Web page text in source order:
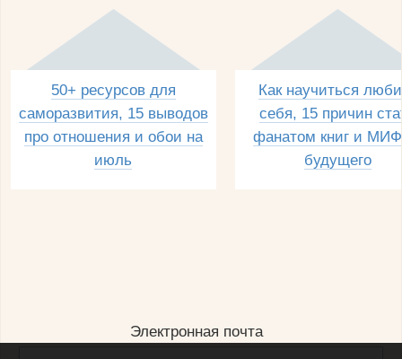
50+ ресурсов для
саморазвития, 15 выводов
про отношения и обои на
июль
Как научиться
себя, 15 причин
фанатом книг и
будущего
Электронная почта